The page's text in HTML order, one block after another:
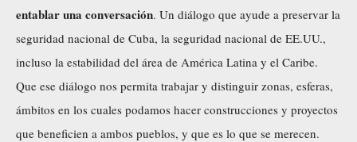
entablar una conversación. Un diálogo que ayude a preservar la
seguridad nacional de Cuba, la seguridad nacional de EE.UU.,
incluso la estabilidad del área de América Latina y el Caribe.
Que ese diálogo nos permita trabajar y distinguir zonas, esferas,
ámbitos en los cuales podamos hacer construcciones y proyectos
que beneficien a ambos pueblos, y que es lo que se merecen.